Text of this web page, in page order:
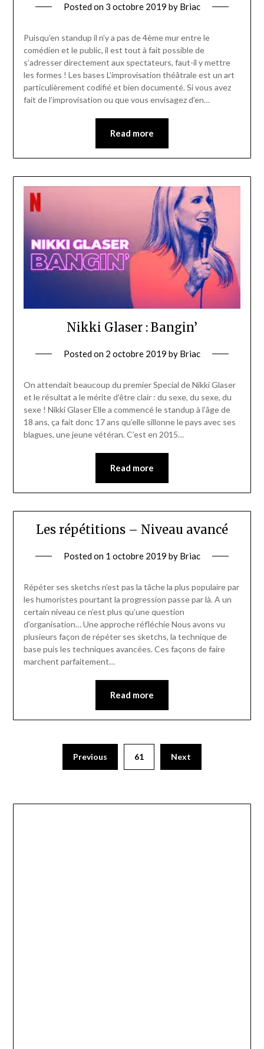
Posted on 3 octobre 2019 by Briac
Puisqu’en standup il n’y a pas de 4ème mur entre le
comédien et le public, il est tout à fait possible de
s’adresser directement aux spectateurs, faut-il y mettre
les formes ! Les bases L’improvisation théâtrale est un art
particulièrement codifié et bien documenté. Si vous avez
fait de l’improvisation ou que vous envisagez d’en…
Read more
Nikki Glaser : Bangin’
Posted on 2 octobre 2019 by Briac
On attendait beaucoup du premier Special de Nikki Glaser
et le résultat a le mérite d’être clair : du sexe, du sexe, du
sexe ! Nikki Glaser Elle a commencé le standup à l’âge de
18 ans, ça fait donc 17 ans qu’elle sillonne le pays avec ses
blagues, une jeune vétéran. C’est en 2015…
Read more
Les répétitions – Niveau avancé
Posted on 1 octobre 2019 by Briac
Répéter ses sketchs n’est pas la tâche la plus populaire par
les humoristes pourtant la progression passe par là. A un
certain niveau ce n’est plus qu’une question
d’organisation… Une approche réfléchie Nous avons vu
plusieurs façon de répéter ses sketchs, la technique de
base puis les techniques avancées. Ces façons de faire
marchent parfaitement…
Read more
Previous 61 Next